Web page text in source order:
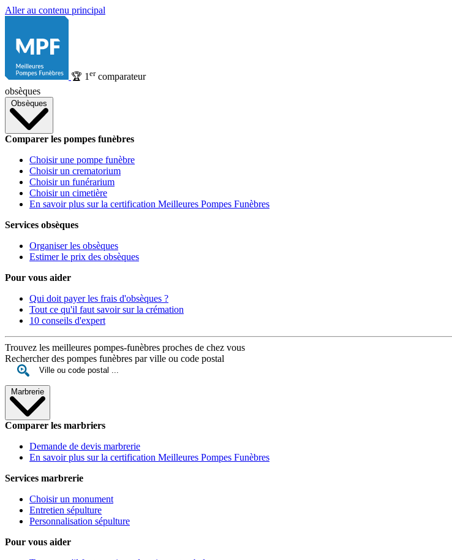
Aller au contenu principal
🏆 1 ercomparateur
obsèques
Obsèques
Comparer les pompes funèbres
Choisir une pompe funèbre
Choisir un crematorium
Choisir un funérarium
Choisir un cimetière
En savoir plus sur la certification Meilleures Pompes Funèbres
Services obsèques
Organiser les obsèques
Estimer le prix des obsèques
Pour vous aider
Qui doit payer les frais d'obsèques ?
Tout ce qu'il faut savoir sur la crémation
10 conseils d'expert
Trouvez les meilleures pompes-funèbres proches de chez vous
Rechercher des pompes funèbres par ville ou code postal
Marbrerie
Comparer les marbriers
Demande de devis marbrerie
En savoir plus sur la certification Meilleures Pompes Funèbres
Services marbrerie
Choisir un monument
Entretien sépulture
Personnalisation sépulture
Pour vous aider